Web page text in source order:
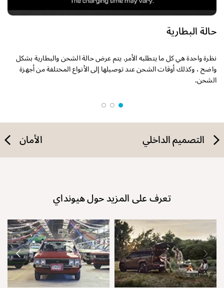
حالة البطارية
نظرة واحدة هي كل ما يتطلبه الأمر. يتم عرض حالة الشحن والبطارية بشكل
واضح ، وكذلك أوقات الشحن عند توصيلها إلى الأنواع المختلفة من أجهزة
الشحن.
التصميم الداخلي الأمان
تعرف على المزيد حول هيونداي